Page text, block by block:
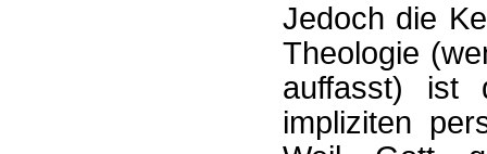
Jedoch die
Theologie
auffasst)
impliziten